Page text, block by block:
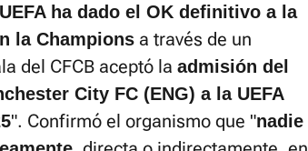
ha dado el OK definitivo a la
la Champions a través de un
del CFCB aceptó la admisión del
City FC (ENG) a la UEFA
". Confirmó el organismo que "nadie